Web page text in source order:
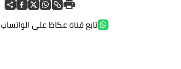
تابع قناة عكاظ على الواتساب